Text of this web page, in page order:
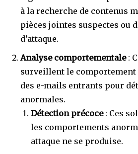
à la recherche de contenus
pièces jointes suspectes ou
d’attaque.
Analyse comportementale:
surveillent le
des e-mails entrants pour
anormales.
Détection précoce: Ces
les comportements
attaque ne se produise.